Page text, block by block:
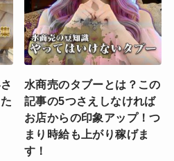
水商売のタブーとは？この
記事の5つさえしなければ
お店からの印象アップ！つ
まり時給も上がり稼げま
す！